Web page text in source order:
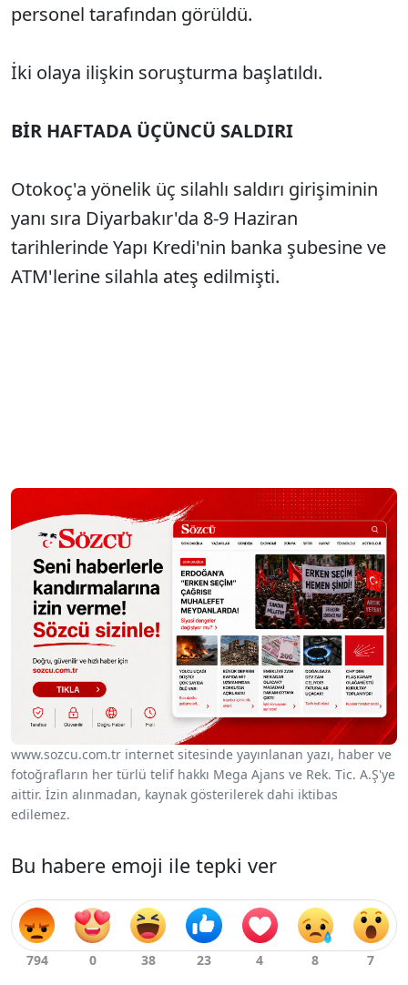
personel tarafından görüldü.
İki olaya ilişkin soruşturma başlatıldı.
BİR HAFTADA ÜÇÜNCÜ SALDIRI
Otokoç'a yönelik üç silahlı saldırı girişiminin
yanı sıra Diyarbakır'da 8-9 Haziran
tarihlerinde Yapı Kredi'nin banka şubesine ve
ATM'lerine silahla ateş edilmişti.
www.sozcu.com.tr internet sitesinde yayınlanan yazı, haber ve
fotoğrafların her türlü telif hakkı Mega Ajans ve Rek. Tic. A.Ş'ye
aittir. İzin alınmadan, kaynak gösterilerek dahi iktibas
edilemez.
Bu habere emoji ile tepki ver